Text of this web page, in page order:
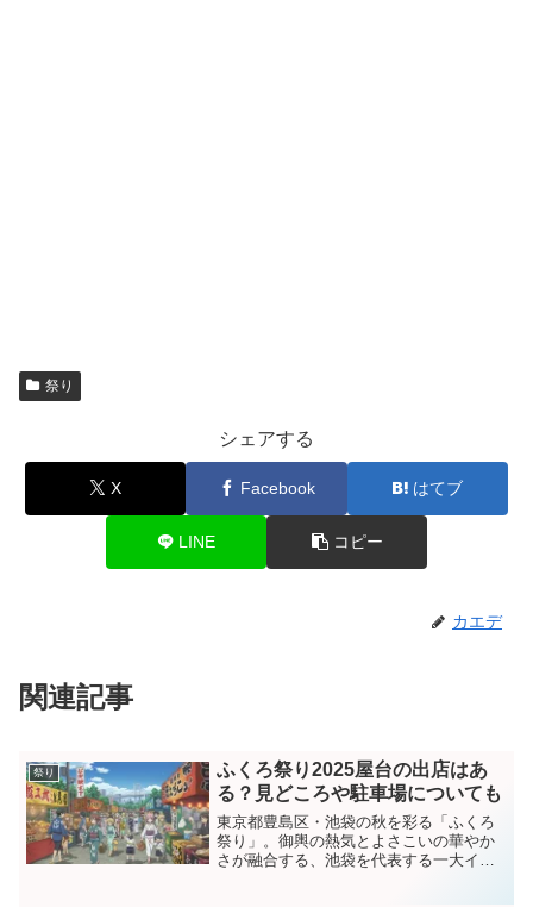
祭り
シェアする
X Facebook はてブ
LINE コピー
カエデ
関連記事
祭り
ふくろ祭り2025屋台の出店はあ
る？見どころや駐車場についても
東京都豊島区・池袋の秋を彩る「ふくろ
祭り」。御輿の熱気とよさこいの華やか
さが融合する、池袋を代表する一大イベ